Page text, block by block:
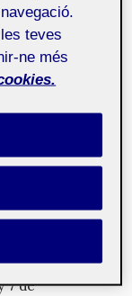
para sus
videojuego e
aumentada que
3D
7 de
teves
ne més